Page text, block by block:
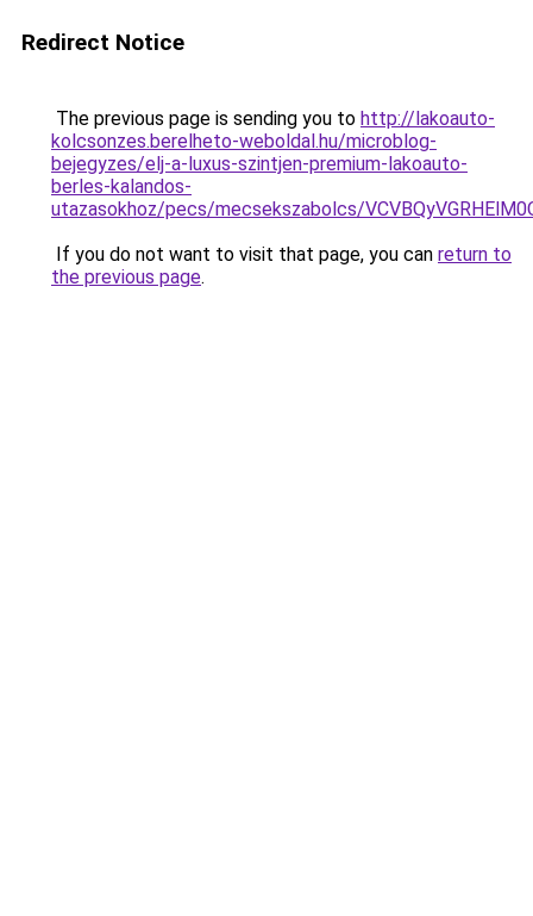
Redirect Notice
The previous page is sending you to http://lakoauto-
kolcsonzes.berelheto-weboldal.hu/microblog-
bejegyzes/elj-a-luxus-szintjen-premium-lakoauto-
berles-kalandos-
utazasokhoz/pecs/mecsekszabolcs/
If you do not want to visit that page, you can return to
the previous page.